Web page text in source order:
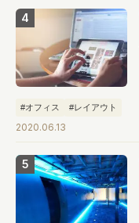
#オフィス #レイアウト
2020.06.13